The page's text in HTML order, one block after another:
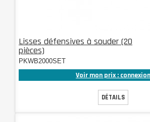
Lisses défensives à souder (20
pièces)
PKWB2000SET
Voir mon prix : connexion
DÉTAILS